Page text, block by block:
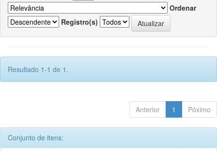
Ordenar
Registro(s)
Resultado 1-1 de 1.
Anterior 1 Póximo
Conjunto de itens: